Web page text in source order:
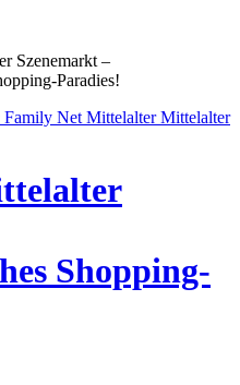
Szenemarkt –
Paradies!
Family Net MittelalterMittelalter
Shopping-